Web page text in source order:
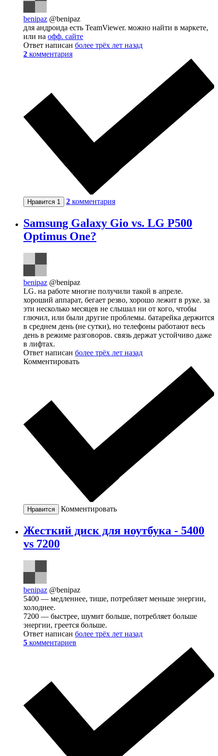
benipaz @benipaz
для андроида есть TeamViewer. можно найти в маркете,
или на офф. сайте
Ответ написан более трёх лет назад
2 комментария
Нравится 1 2 комментария
Samsung Galaxy Gio vs. LG P500
Optimus One?
benipaz @benipaz
LG. на работе многие получили такой в апреле.
хороший аппарат, бегает резво, хорошо лежит в руке. за
эти несколько месяцев не слышал ни от кого, чтобы
глючил, или были другие проблемы. батарейка держится
в среднем день (не сутки), но телефоны работают весь
день в режиме разговоров. связь держат устойчиво даже
в лифтах.
Ответ написан более трёх лет назад
Комментировать
Нравится Комментировать
Жесткий диск для ноутбука - 5400
vs 7200
benipaz @benipaz
5400 — медленнее, тише, потребляет меньше энергии,
холоднее.
7200 — быстрее, шумит больше, потребляет больше
энергии, греется больше.
Ответ написан более трёх лет назад
5 комментариев